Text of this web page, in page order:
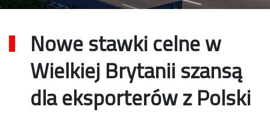
Nowe stawki celne w
Wielkiej Brytanii szansą
dla eksporterów z Polski